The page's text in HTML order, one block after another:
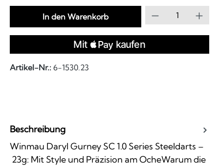
Produkt
In den Warenkorb
Artikel-Nr.: 6-1530.23
Beschreibung
Winmau Daryl Gurney SC 1.0 Series Steeldarts –
23g: Mit Style und Präzision am OcheWarum die